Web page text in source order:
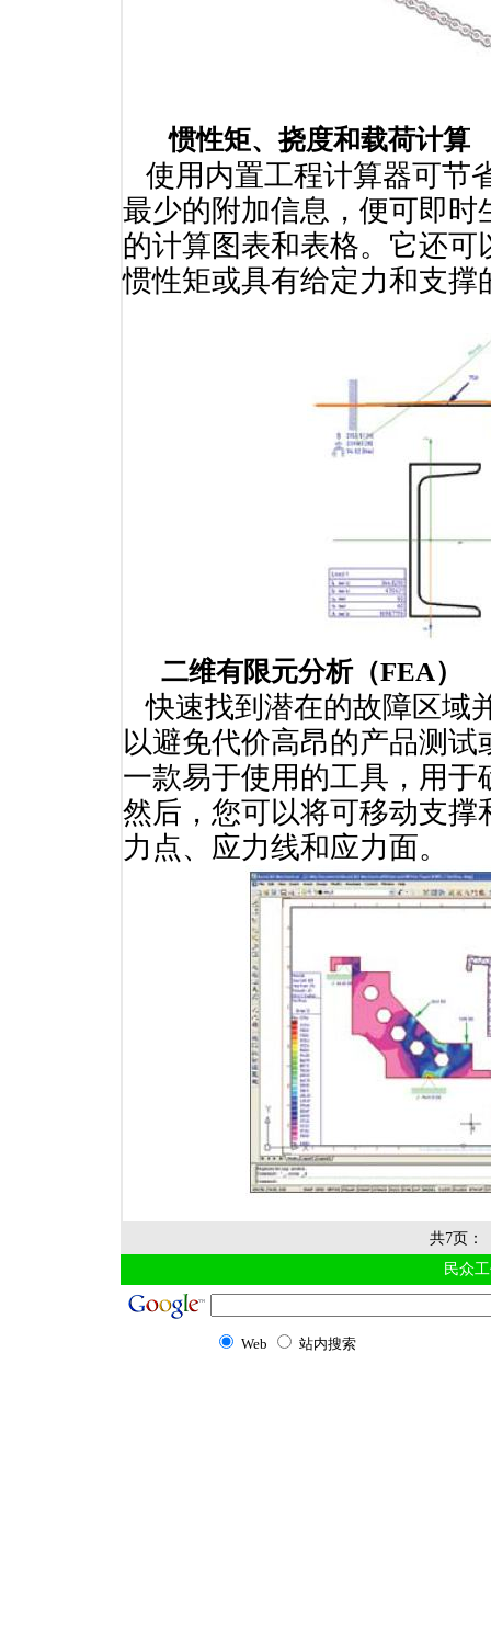
惯性矩、挠度和载荷计算
使用内置工程计算器可节
最少的附加信息，便可即
的计算图表和表格。它还
惯性矩或具有给定力和支撑
二维有限元分析（FEA）
快速找到潜在的故障区域
以避免代价高昂的产品测
一款易于使用的工具，用
然后，您可以将可移动支
力点、应力线和应力面。
共7页
民众
Web 站内搜索